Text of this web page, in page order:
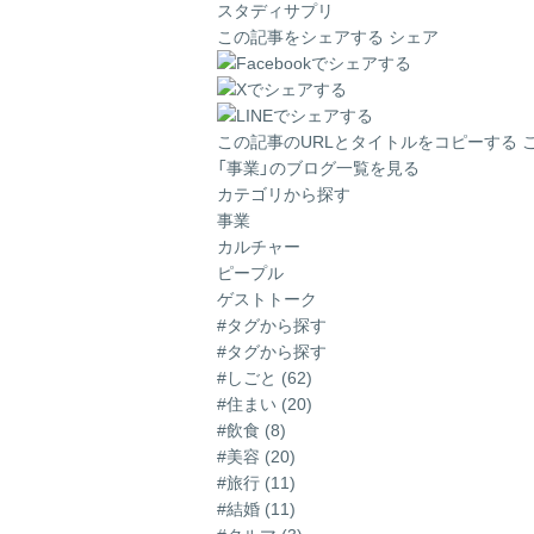
スタディサプリ
この記事をシェアする シェア
この記事のURLとタイトルをコピーする
「事業」のブログ一覧を見る
カテゴリから探す
事業
カルチャー
ピープル
ゲストトーク
#タグから探す
#タグから探す
#しごと (62)
#住まい (20)
#飲食 (8)
#美容 (20)
#旅行 (11)
#結婚 (11)